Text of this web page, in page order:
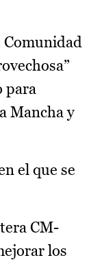
Comunidad
para
Mancha y
el que se
CM-
los